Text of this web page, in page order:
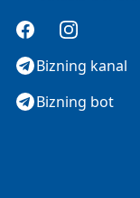
FacebookInstagram
Bizning kanal
Bizning bot